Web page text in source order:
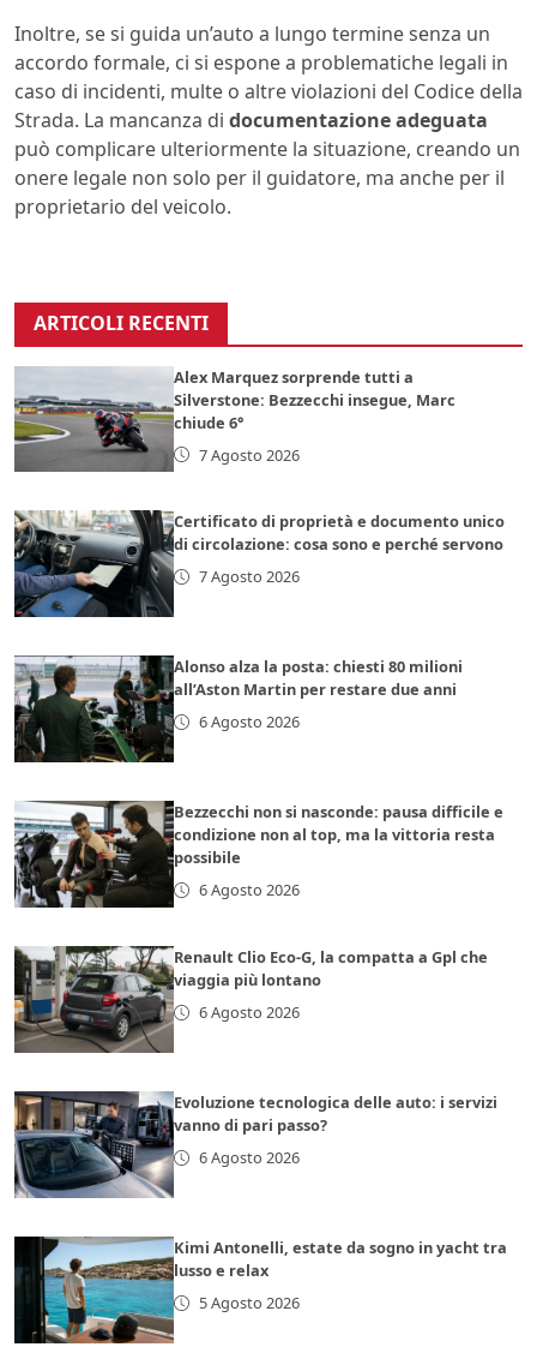
Inoltre, se si guida un’auto a lungo termine senza un
accordo formale, ci si espone a problematiche legali in
caso di incidenti, multe o altre violazioni del Codice della
Strada. La mancanza di documentazione adeguata
può complicare ulteriormente la situazione, creando un
onere legale non solo per il guidatore, ma anche per il
proprietario del veicolo.
ARTICOLI RECENTI
Alex Marquez sorprende tutti a
Silverstone: Bezzecchi insegue, Marc
chiude 6°
7 Agosto 2026
Certificato di proprietà e documento unico
di circolazione: cosa sono e perché servono
7 Agosto 2026
Alonso alza la posta: chiesti 80 milioni
all’Aston Martin per restare due anni
6 Agosto 2026
Bezzecchi non si nasconde: pausa difficile e
condizione non al top, ma la vittoria resta
possibile
6 Agosto 2026
Renault Clio Eco-G, la compatta a Gpl che
viaggia più lontano
6 Agosto 2026
Evoluzione tecnologica delle auto: i servizi
vanno di pari passo?
6 Agosto 2026
Kimi Antonelli, estate da sogno in yacht tra
lusso e relax
5 Agosto 2026